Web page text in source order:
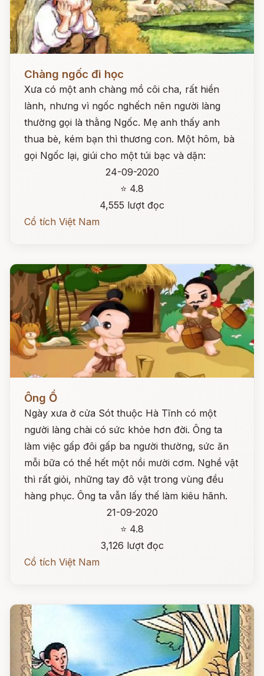
Chàng ngốc đi học
Xưa có một anh chàng mồ côi cha, rất hiền
lành, nhưng vì ngốc nghếch nên người làng
thường gọi là thằng Ngốc. Mẹ anh thấy anh
thua bè, kém bạn thì thương con. Một hôm, bà
gọi Ngốc lại, giúi cho một túi bạc và dặn:
24-09-2020
⭐ 4.8
4,555 lượt đọc
Cổ tích Việt Nam
Đọc ngay
Ông Ồ
Ngày xưa ở cửa Sót thuộc Hà Tĩnh có một
người làng chài có sức khỏe hơn đời. Ông ta
làm việc gấp đôi gấp ba người thường, sức ăn
mỗi bữa có thể hết một nồi mười cơm. Nghề vật
thì rất giỏi, những tay đô vật trong vùng đều
hàng phục. Ông ta vẫn lấy thế làm kiêu hãnh.
21-09-2020
⭐ 4.8
3,126 lượt đọc
Cổ tích Việt Nam